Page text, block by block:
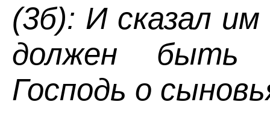
(3б): И сказал
должен быть
Господь о